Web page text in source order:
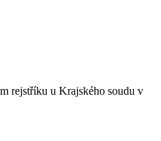
rejstříku u Krajského soudu v